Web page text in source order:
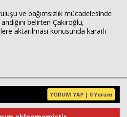
ve bağımsızlık mücadelesinde
belirten Çakıroğlu,
aktarılması konusunda kararlı
YORUM YAP | 0 Yorum